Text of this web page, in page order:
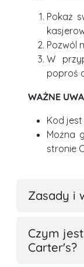
Pokaż
Pozwól
W
poproś
WAŻNE
Kod
Można
stronie
Zasady i
Czym
Carter's?